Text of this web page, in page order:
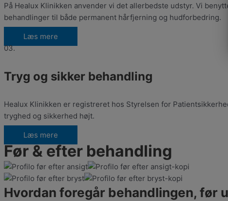
På Healux Klinikken anvender vi det allerbedste udstyr. Vi
behandlinger til både permanent hårfjerning og hudforbedring.
Læs mere
03.
Tryg og sikker behandling
Healux Klinikken er registreret hos Styrelsen for
tryghed og sikkerhed højt.
Læs mere
Før & efter behandling
Hvordan foregår behandlingen, før